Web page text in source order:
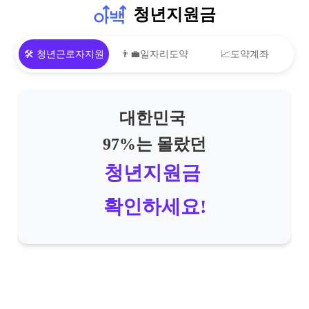
청년지원금
🛠 청년근로자지원 👨‍💼일자리도약 📈도약계좌
대한민국
97%는 몰랐던
청년지원금
확인하세요!